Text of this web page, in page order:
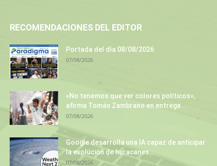
RECOMENDACIONES DEL EDITOR
Portada del día 08/08/2026
07/08/2026
«No tenemos que ver colores políticos»,
afirma Tomás Zambrano en entrega...
07/08/2026
Google desarrolla una IA capaz de anticipar
la evolución de huracanes...
07/08/2026